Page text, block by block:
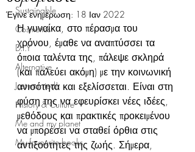
Sustainable
Cosmetics
D.I.Y
Alternative
Just married!
Ηistory & Culture
Me and my planet
My favourite books
Έγινε ενημέρωση: 18 Ιαν 2022
Η γυναίκα, στο πέρασμα του
χρόνου, έμαθε να αναπτύσσει τα
όποια ταλέντα της, πάλεψε σκληρά
(και παλεύει ακόμη) με την κοινωνική
ανισότητα και εξελίσσεται. Είναι στη
φύση της να εφευρίσκει νέες ιδέες,
μεθόδους και πρακτικές προκειμένου
να μπορέσει να σταθεί όρθια στις
αντιξοότητες της ζωής. Σήμερα,